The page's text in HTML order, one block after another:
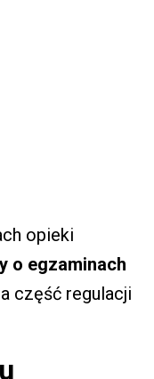
opieki
o egzaminach
część regulacji